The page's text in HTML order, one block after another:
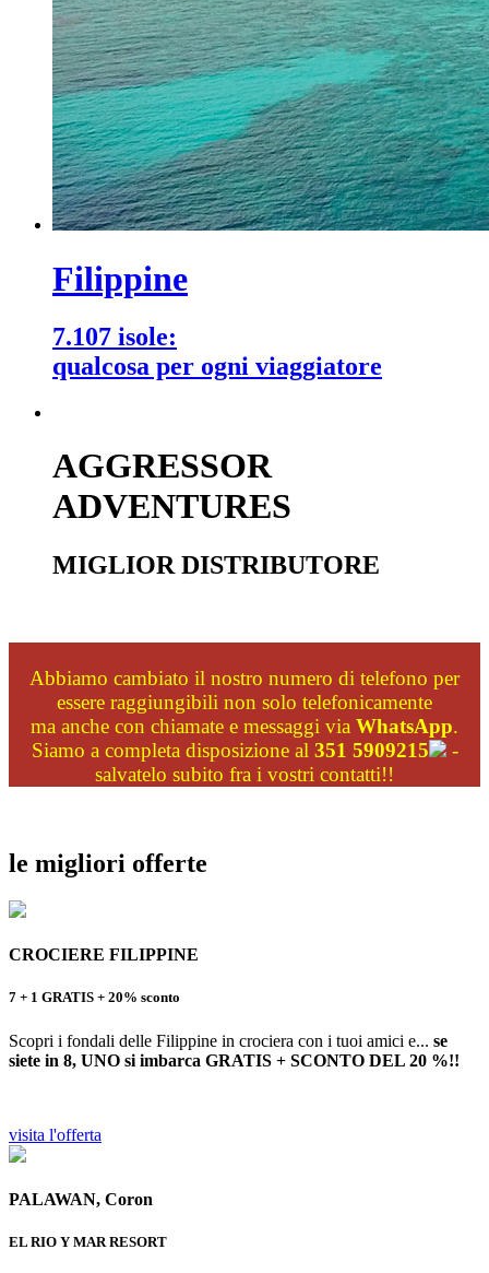
Filippine
7.107 isole:
qualcosa per ogni viaggiatore
AGGRESSOR
ADVENTURES
MIGLIOR DISTRIBUTORE
Abbiamo cambiato il nostro numero di telefono per
essere raggiungibili non solo telefonicamente
ma anche con chiamate e messaggi via WhatsApp.
Siamo a completa disposizione al 351 5909215
-
salvatelo subito fra i vostri contatti!!
le migliori offerte
CROCIERE FILIPPINE
7 + 1 GRATIS + 20% sconto
Scopri i fondali delle Filippine in crociera con i tuoi amici e... se
siete in 8, UNO si imbarca GRATIS + SCONTO DEL 20 %!!
visita l'offerta
PALAWAN, Coron
EL RIO Y MAR RESORT